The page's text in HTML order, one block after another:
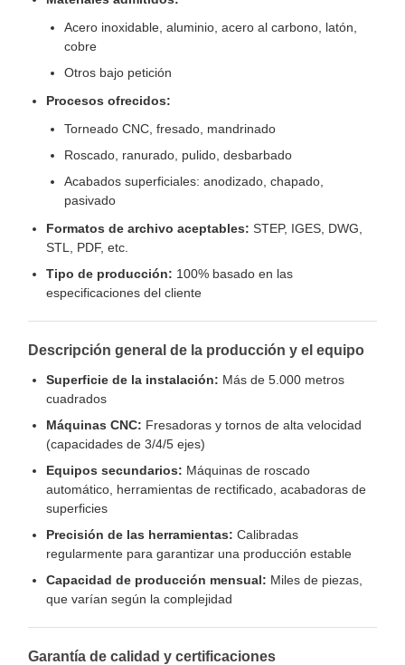
Acero inoxidable, aluminio, acero al carbono, latón,
cobre
Otros bajo petición
Procesos ofrecidos:
Torneado CNC, fresado, mandrinado
Roscado, ranurado, pulido, desbarbado
Acabados superficiales: anodizado, chapado,
pasivado
Formatos de archivo aceptables: STEP, IGES, DWG,
STL, PDF, etc.
Tipo de producción: 100% basado en las
especificaciones del cliente
Descripción general de la producción y el equipo
Superficie de la instalación: Más de 5.000 metros
cuadrados
Máquinas CNC: Fresadoras y tornos de alta velocidad
(capacidades de 3/4/5 ejes)
Equipos secundarios: Máquinas de roscado
automático, herramientas de rectificado, acabadoras de
superficies
Precisión de las herramientas: Calibradas
regularmente para garantizar una producción estable
Capacidad de producción mensual: Miles de piezas,
que varían según la complejidad
Garantía de calidad y certificaciones